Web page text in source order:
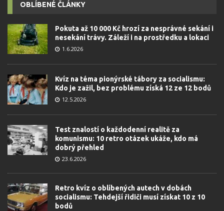
OBLÍBENÉ ČLÁNKY
Pokuta až 10 000 Kč hrozí za nesprávné sekání i
nesekání trávy. Záleží i na prostředku a lokaci
1.6.2026
Kvíz na téma pionýrské tábory za socialismu:
Kdo je zažil, bez problému získá 12 ze 12 bodů
12.5.2026
Test znalostí o každodenní realitě za
komunismu: 10 retro otázek ukáže, kdo má
dobrý přehled
23.6.2026
Retro kvíz o oblíbených autech v dobách
socialismu: Tehdejší řidiči musí získat 10 z 10
bodů